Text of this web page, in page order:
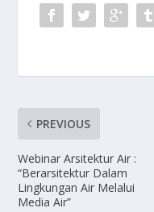
PREVIOUS
Webinar Arsitektur Air :
“Berarsitektur Dalam
Lingkungan Air Melalui
Media Air”